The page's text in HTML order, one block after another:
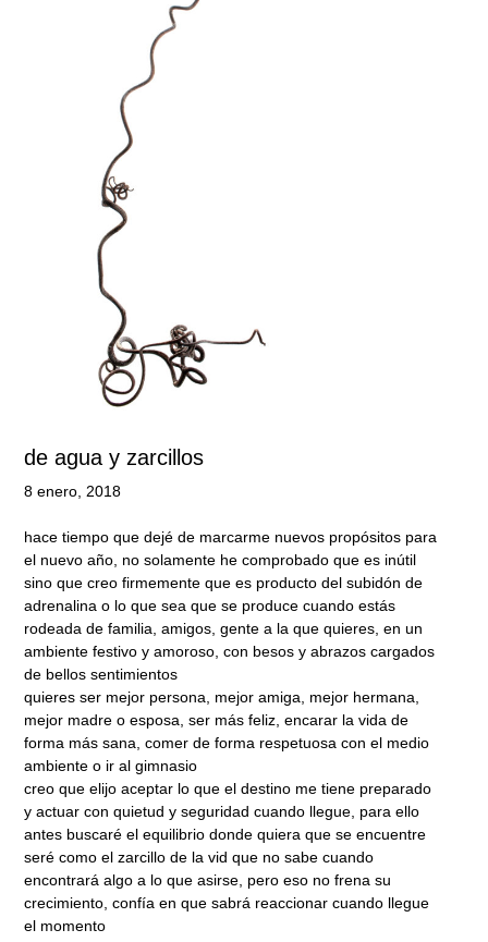
de agua y zarcillos
8 enero, 2018
hace tiempo que dejé de marcarme nuevos propósitos para
el nuevo año, no solamente he comprobado que es inútil
sino que creo firmemente que es producto del subidón de
adrenalina o lo que sea que se produce cuando estás
rodeada de familia, amigos, gente a la que quieres, en un
ambiente festivo y amoroso, con besos y abrazos cargados
de bellos sentimientos
quieres ser mejor persona, mejor amiga, mejor hermana,
mejor madre o esposa, ser más feliz, encarar la vida de
forma más sana, comer de forma respetuosa con el medio
ambiente o ir al gimnasio
creo que elijo aceptar lo que el destino me tiene preparado
y actuar con quietud y seguridad cuando llegue, para ello
antes buscaré el equilibrio donde quiera que se encuentre
seré como el zarcillo de la vid que no sabe cuando
encontrará algo a lo que asirse, pero eso no frena su
crecimiento, confía en que sabrá reaccionar cuando llegue
el momento